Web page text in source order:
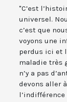
"C’est
universel.
c’est que
voyons une
perdus ici et
maladie très
n’y a pas
devons aller
l’indifférence